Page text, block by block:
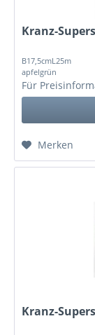
Kranz-
B17,5cmL25m
apfelgrün
Für
Merken
Kranz-